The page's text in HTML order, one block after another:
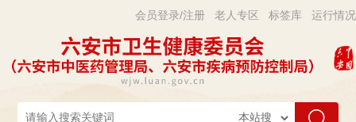
会员登录/注册 老人专区 标签库 运行情况